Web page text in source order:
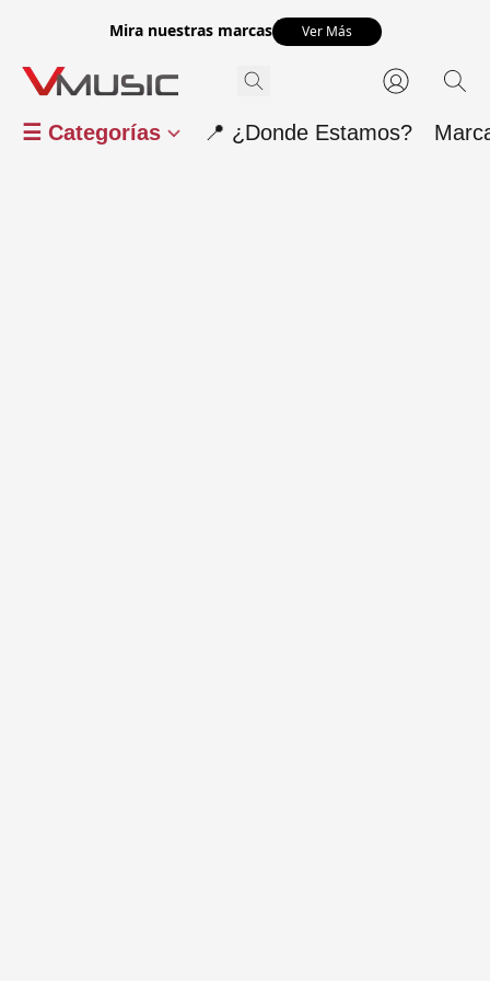
Mira nuestras marcas Ver Más
☰ Categorías 📍 ¿Donde Estamos?